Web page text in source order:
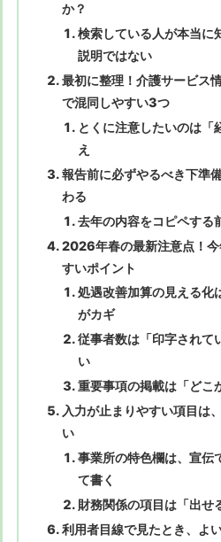
か？
検索している人が本当に
説明ではない
最初に整理！介護サービス
で混同しやすい3つ
とくに注意したいのは「
え
報告前に必ずやるべき下準
わる
去年の内容をコピペする
2026年春の最新注意点！
すいポイント
処遇改善加算の見える化
がカギ
従事者数は「印字されて
い
重要事項の掲載は「どこ
入力が止まりやすい項目は
い
事業所の特色欄は、宣伝
て書く
財務関係の項目は「出せ
利用者目線で見たとき、よ